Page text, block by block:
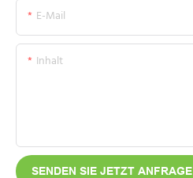
E-Mail
Inhalt
SENDEN SIE JETZT ANFRAGE